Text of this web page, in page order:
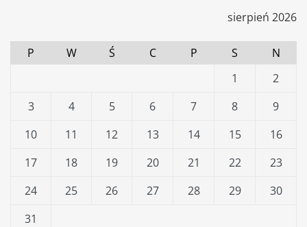
sierpień 2026
P W Ś C P S
N
1
2
3
4 5 6 7 8
9
10
11 12 13 14 15
16
17
18 19 20 21 22
23
24
25 26 27 28 29
30
31